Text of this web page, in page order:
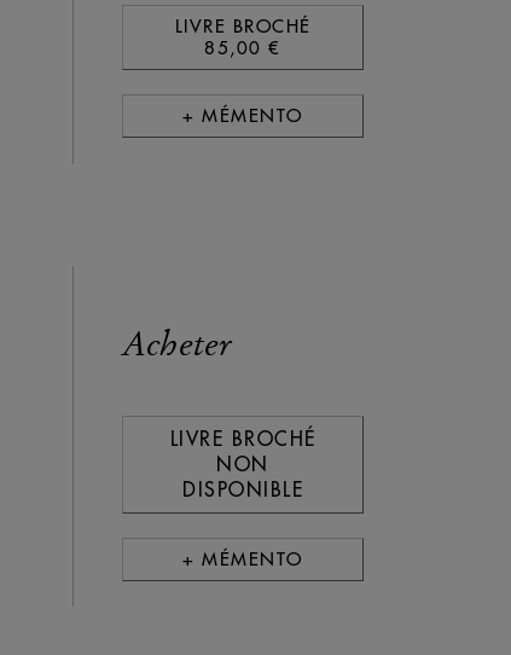
LIVRE BROCHÉ
85,00 €
+ MÉMENTO
Acheter
LIVRE BROCHÉ
NON
DISPONIBLE
+ MÉMENTO